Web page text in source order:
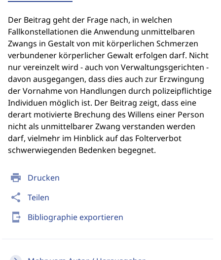
print Drucken
share Teilen
send_to_mobile Bibliographie exportieren
Der Beitrag geht der Frage nach, in welchen
Fallkonstellationen die Anwendung unmittelbaren
Zwangs in Gestalt von mit körperlichen Schmerzen
verbundener körperlicher Gewalt erfolgen darf. Nicht
nur vereinzelt wird - auch von Verwaltungsgerichten -
davon ausgegangen, dass dies auch zur Erzwingung
der Vornahme von Handlungen durch polizeipflichtige
Individuen möglich ist. Der Beitrag zeigt, dass eine
derart motivierte Brechung des Willens einer Person
nicht als unmittelbarer Zwang verstanden werden
darf, vielmehr im Hinblick auf das Folterverbot
schwerwiegenden Bedenken begegnet.